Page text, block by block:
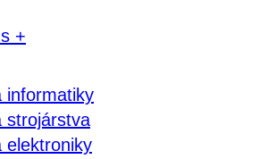
+
informatiky
strojárstva
elektroniky